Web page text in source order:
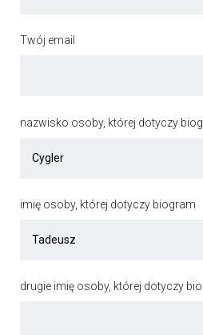
Twój email
nazwisko osoby, której dotyczy
imię osoby, której dotyczy biogram
drugie imię osoby, której dotyczy